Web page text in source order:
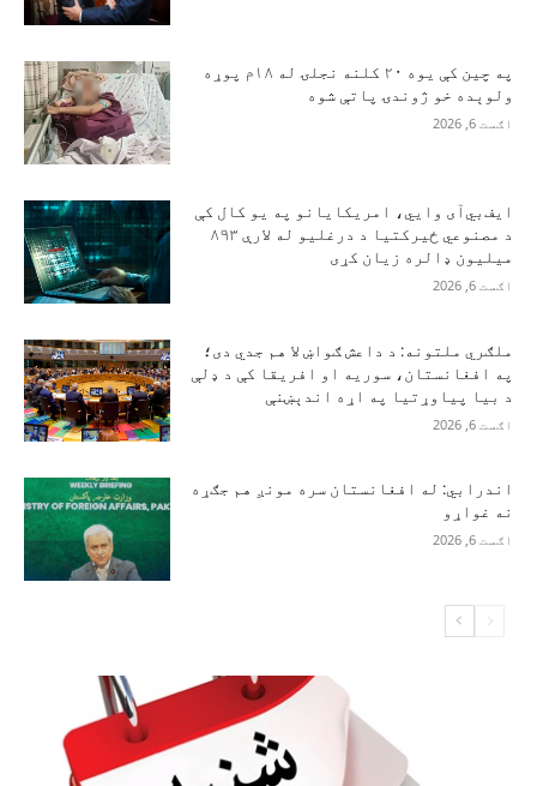
په چین کې یوه ۲۰ کلنه نجلۍ له ۱۸م پوړه
ولوېده خو ژوندۍ پاتې شوه
اګست 6, 2026
ایف‌بي‌آی وايي، امریکایانو په یو کال کې
د مصنوعي ځیرکتیا د درغلیو له لارې ۸۹۳
میلیون ډالره زیان کړی
اګست 6, 2026
ملګري ملتونه: د داعش ګواښ لا هم جدي دی؛
په افغانستان، سوریه او افریقا کې د ډلې
د بیا پیاوړتیا په اړه اندېښنې
اګست 6, 2026
اندرابي: له افغانستان سره مونږ هم جګړه
نه غواړو
اګست 6, 2026